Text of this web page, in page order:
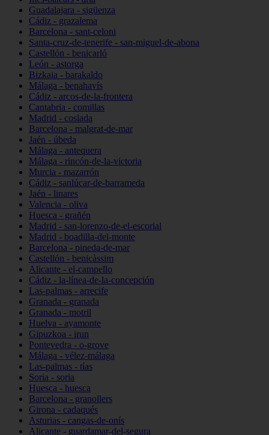
Guadalajara - sigüenza
Cádiz - grazalema
Barcelona - sant-celoni
Santa-cruz-de-tenerife - san-miguel-de-abona
Castellón - benicarló
León - astorga
Bizkaia - barakaldo
Málaga - benahavís
Cádiz - arcos-de-la-frontera
Cantabria - comillas
Madrid - coslada
Barcelona - malgrat-de-mar
Jaén - úbeda
Málaga - antequera
Málaga - rincón-de-la-victoria
Murcia - mazarrón
Cádiz - sanlúcar-de-barrameda
Jaén - linares
Valencia - oliva
Huesca - grañén
Madrid - san-lorenzo-de-el-escorial
Madrid - boadilla-del-monte
Barcelona - pineda-de-mar
Castellón - benicàssim
Alicante - el-campello
Cádiz - la-línea-de-la-concepción
Las-palmas - arrecife
Granada - granada
Granada - motril
Huelva - ayamonte
Gipuzkoa - irun
Pontevedra - o-grove
Málaga - vélez-málaga
Las-palmas - tías
Soria - soria
Huesca - huesca
Barcelona - granollers
Girona - cadaqués
Asturias - cangas-de-onís
Alicante - guardamar-del-segura